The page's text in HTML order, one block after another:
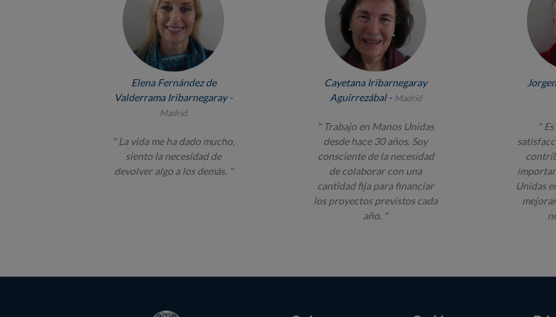
Elena Fernández de
Valderrama Iribarnegaray -
Madrid
" La vida me ha dado mucho,
siento la necesidad de
devolver algo a los demás. "
Cayetana Iribarnegaray
Aguirrezábal - Madrid
" Trabajo en Manos Unidas
desde hace 30 años. Soy
consciente de la necesidad
de colaborar con una
cantidad fija para financiar
los proyectos previstos cada
año. "
"
Unidas